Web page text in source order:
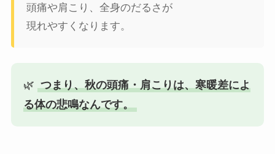
頭痛や肩こり、全身のだるさが
現れやすくなります。
🌿 つまり、秋の頭痛・肩こりは、寒暖差によ
る体の悲鳴なんです。